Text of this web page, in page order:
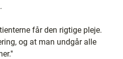
får den rigtige pleje.
og at man undgår alle